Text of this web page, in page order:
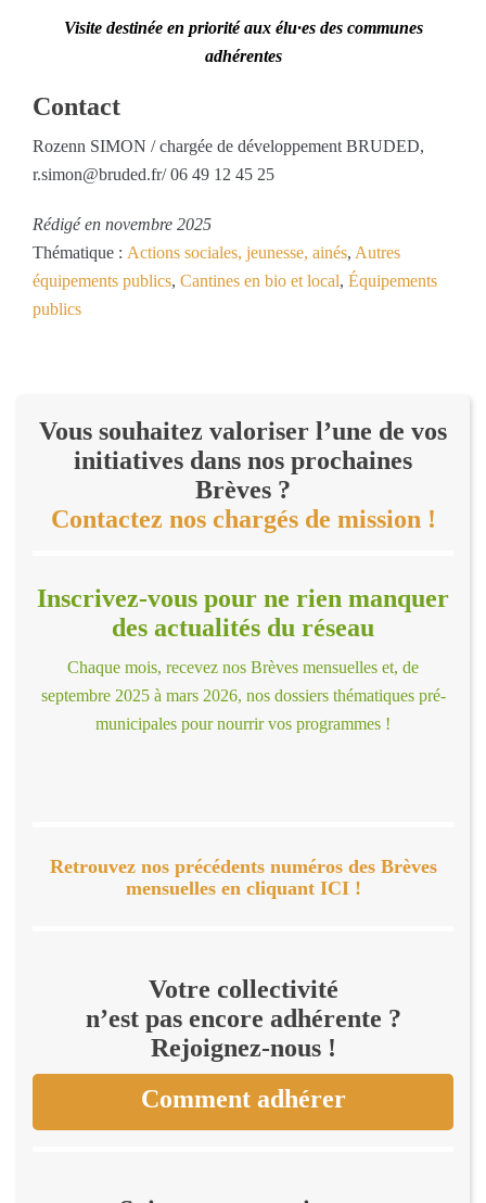
Visite destinée en priorité aux élu·es des communes
adhérentes
Contact
Rozenn SIMON / chargée de développement BRUDED,
r.simon@bruded.fr/ 06 49 12 45 25
Rédigé en novembre 2025
Thématique : Actions sociales, jeunesse, ainés, Autres
équipements publics, Cantines en bio et local, Équipements
publics
Vous souhaitez valoriser l’une de vos
initiatives dans nos prochaines
Brèves ?
Contactez nos chargés de mission !
Inscrivez-vous pour ne rien manquer
des actualités du réseau
Chaque mois, recevez nos Brèves mensuelles et, de
septembre 2025 à mars 2026, nos dossiers thématiques pré-
municipales pour nourrir vos programmes !
Retrouvez nos précédents numéros des Brèves
mensuelles en cliquant ICI !
Votre collectivité
n’est pas encore adhérente ?
Rejoignez-nous !
Comment adhérer